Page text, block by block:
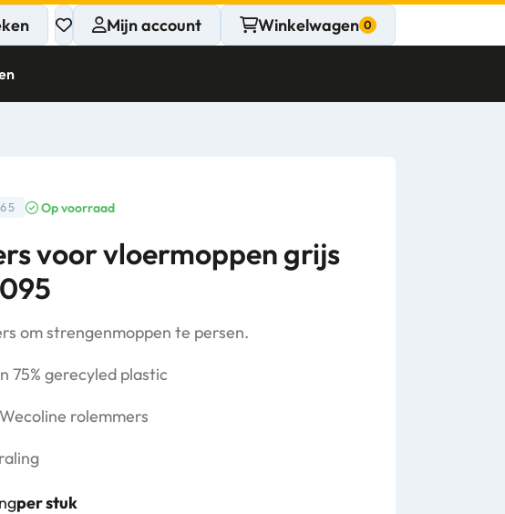
Mijn account Winkelwagen
advies
Op voorraad
voor vloermoppen grijs
om strengenmoppen te persen.
75% gerecyled plastic
rolemmers
per stuk